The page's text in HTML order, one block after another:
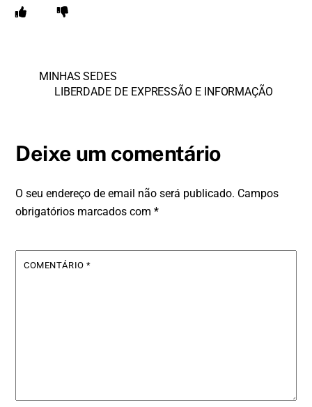
MINHAS SEDES
LIBERDADE DE EXPRESSÃO E INFORMAÇÃO
Deixe um comentário
O seu endereço de email não será publicado. Campos
obrigatórios marcados com*
COMENTÁRIO*